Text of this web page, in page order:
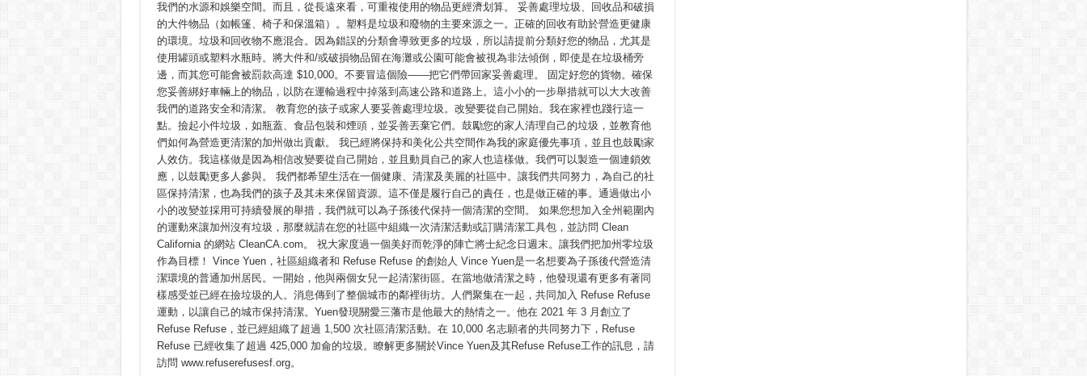
我們的水源和娛樂空間。而且，從長遠來看，可重複使用的物品更經濟划算。 妥善處理垃圾、回收品和破損
的大件物品（如帳篷、椅子和保溫箱）。塑料是垃圾和廢物的主要來源之一。正確的回收有助於營造更健康
的環境。垃圾和回收物不應混合。因為錯誤的分類會導致更多的垃圾，所以請提前分類好您的物品，尤其是
使用罐頭或塑料水瓶時。將大件和/或破損物品留在海灘或公園可能會被視為非法傾倒，即使是在垃圾桶旁
邊，而其您可能會被罰款高達 $10,000。不要冒這個險——把它們帶回家妥善處理。 固定好您的貨物。確保
您妥善綁好車輛上的物品，以防在運輸過程中掉落到高速公路和道路上。這小小的一步舉措就可以大大改善
我們的道路安全和清潔。 教育您的孩子或家人要妥善處理垃圾。改變要從自己開始。我在家裡也踐行這一
點。撿起小件垃圾，如瓶蓋、食品包裝和煙頭，並妥善丟棄它們。鼓勵您的家人清理自己的垃圾，並教育他
們如何為營造更清潔的加州做出貢獻。 我已經將保持和美化公共空間作為我的家庭優先事項，並且也鼓勵家
人效仿。我這樣做是因為相信改變要從自己開始，並且動員自己的家人也這樣做。我們可以製造一個連鎖效
應，以鼓勵更多人參與。 我們都希望生活在一個健康、清潔及美麗的社區中。讓我們共同努力，為自己的社
區保持清潔，也為我們的孩子及其未來保留資源。這不僅是履行自己的責任，也是做正確的事。通過做出小
小的改變並採用可持續發展的舉措，我們就可以為子孫後代保持一個清潔的空間。 如果您想加入全州範圍內
的運動來讓加州沒有垃圾，那麼就請在您的社區中組織一次清潔活動或訂購清潔工具包，並訪問 Clean
California 的網站 CleanCA.com。 祝大家度過一個美好而乾淨的陣亡將士紀念日週末。讓我們把加州零垃圾
作為目標！ Vince Yuen，社區組織者和 Refuse Refuse 的創始人 Vince Yuen是一名想要為子孫後代營造清
潔環境的普通加州居民。一開始，他與兩個女兒一起清潔街區。在當地做清潔之時，他發現還有更多有著同
樣感受並已經在撿垃圾的人。消息傳到了整個城市的鄰裡街坊。人們聚集在一起，共同加入 Refuse Refuse
運動，以讓自己的城市保持清潔。Yuen發現關愛三藩市是他最大的熱情之一。他在 2021 年 3 月創立了
Refuse Refuse，並已經組織了超過 1,500 次社區清潔活動。在 10,000 名志願者的共同努力下，Refuse
Refuse 已經收集了超過 425,000 加侖的垃圾。瞭解更多關於Vince Yuen及其Refuse Refuse工作的訊息，請
訪問 www.refuserefusesf.org。